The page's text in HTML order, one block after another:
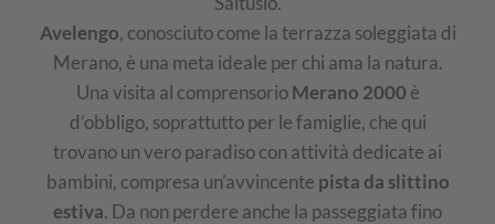
Avelengo, conosciuto come la terrazza soleggiata di
Merano, è una meta ideale per chi ama la natura.
Una visita al comprensorioMerano 2000 è
d’obbligo, soprattutto per le famiglie, che qui
trovano un vero paradiso con attività dedicate ai
bambini, compresa un’avvincente pista da slittino
estiva. Da non perdere anche la passeggiata fino